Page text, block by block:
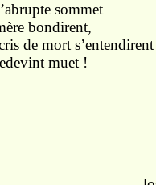
sommet
s’entendirent
muet !